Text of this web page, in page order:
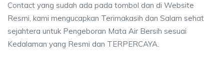
Contact yang sudah ada pada tombol dan di Website
Resmi, kami mengucapkan Terimakasih dan Salam sehat
sejahtera untuk Pengeboran Mata Air Bersih sesuai
Kedalaman yang Resmi dan TERPERCAYA.